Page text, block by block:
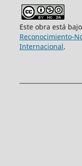
Este obra está
Reconocimiento-
Internacional.